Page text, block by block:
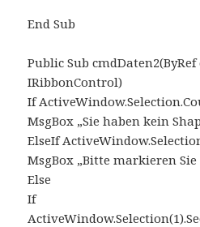
End Sub
Public Sub
IRibbonControl)
If
MsgBox „Sie haben kein
ElseIf
MsgBox „Bitte markieren
Else
If